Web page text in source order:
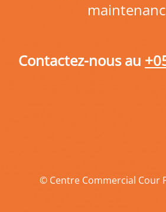
Contactez-nous au
© Centre Commercial Cour